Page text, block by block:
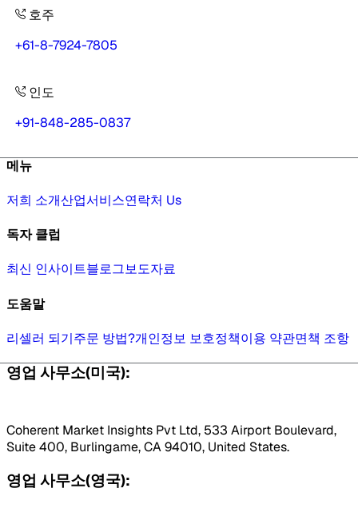
호주
+61-8-7924-7805
인도
+91-848-285-0837
메뉴
저희 소개산업서비스연락처 Us
독자 클럽
최신 인사이트블로그보도자료
도움말
리셀러 되기주문 방법?개인정보 보호정책이용 약관면책 조항
영업 사무소(미국):
Coherent Market Insights Pvt Ltd, 533 Airport Boulevard,
Suite 400, Burlingame, CA 94010, United States.
영업 사무소(영국):